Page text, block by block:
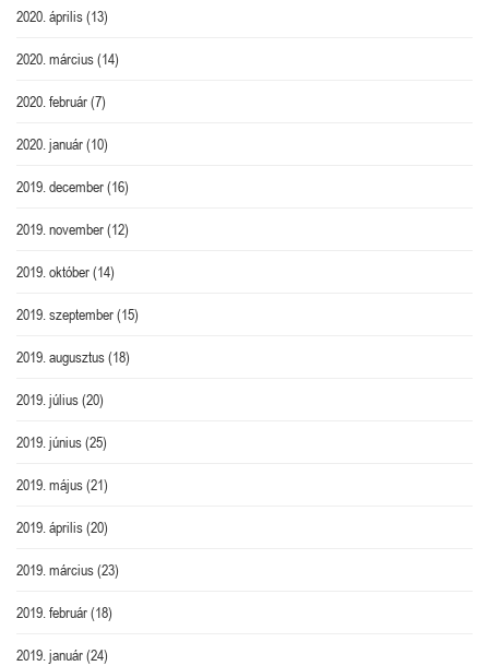
2020. április(13)
2020. március(14)
2020. február(7)
2020. január(10)
2019. december(16)
2019. november(12)
2019. október(14)
2019. szeptember(15)
2019. augusztus(18)
2019. július(20)
2019. június(25)
2019. május(21)
2019. április(20)
2019. március(23)
2019. február(18)
2019. január(24)